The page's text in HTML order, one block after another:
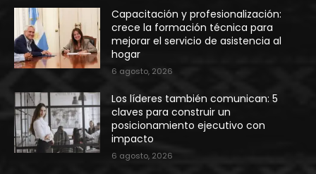
Capacitación y profesionalización:
crece la formación técnica para
mejorar el servicio de asistencia al
hogar
6 agosto, 2026
Los líderes también comunican: 5
claves para construir un
posicionamiento ejecutivo con
impacto
6 agosto, 2026